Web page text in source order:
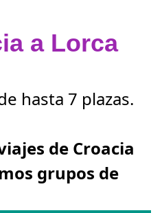
a Lorca
hasta 7 plazas.
de Croacia
grupos de